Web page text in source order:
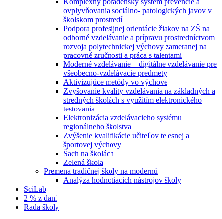
Komplexný poradenský systém prevencie a
ovplyvňovania sociálno- patologických javov v
školskom prostredí
Podpora profesijnej orientácie žiakov na ZŠ na
odborné vzdelávanie a prípravu prostredníctvom
rozvoja polytechnickej výchovy zameranej na
pracovné zručnosti a práca s talentami
Moderné vzdelávanie – digitálne vzdelávanie pre
všeobecno-vzdelávacie predmety
Aktivizujúce metódy vo výchove
Zvyšovanie kvality vzdelávania na základných a
stredných školách s využitím elektronického
testovania
Elektronizácia vzdelávacieho systému
regionálneho školstva
Zvýšenie kvalifikácie učiteľov telesnej a
športovej výchovy
Šach na školách
Zelená škola
Premena tradičnej školy na modernú
Analýza hodnotiacich nástrojov školy
SciLab
2 % z daní
Rada školy